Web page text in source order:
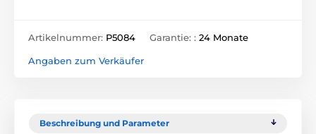
Artikelnummer: P5084 Garantie: : 24 Monate
Angaben zum Verkäufer
Beschreibung und Parameter